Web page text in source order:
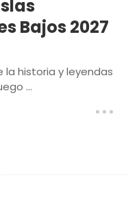
Británicas
El itinerario ...